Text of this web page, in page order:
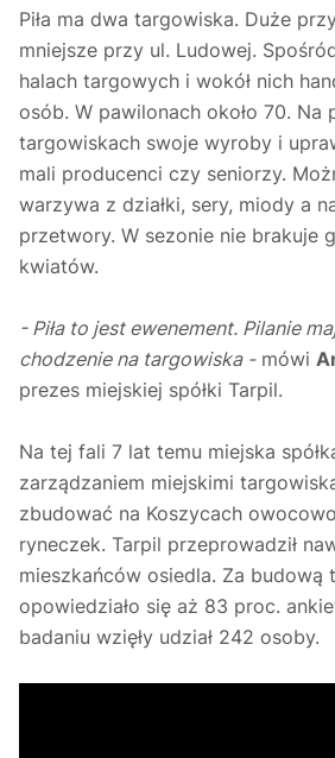
Piła ma dwa targowiska. Duże
mniejsze przy ul. Ludowej.
halach targowych i wokół nich
osób. W pawilonach około 70. Na
targowiskach swoje wyroby i
mali producenci czy seniorzy.
warzywa z działki, sery, miody a
przetwory. W sezonie nie brakuje
kwiatów.
- Piła to jest ewenement. Pilanie
chodzenie na targowiska -mówi
prezes miejskiej spółki Tarpil.
Na tej fali 7 lat temu miejska
zarządzaniem miejskimi
zbudować na Koszycach
ryneczek. Tarpil przeprowadził
mieszkańców osiedla. Za budową
opowiedziało się aż 83 proc.
badaniu wzięły udział 242 osoby.